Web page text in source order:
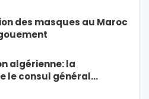
des masques au Maroc
algérienne: la
le consul général…